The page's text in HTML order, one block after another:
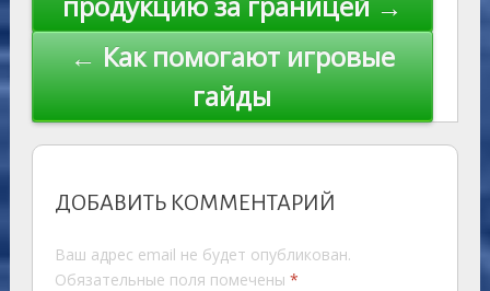
← Как помогают игровые
гайды
ДОБАВИТЬ КОММЕНТАРИЙ
Ваш адрес email не будет опубликован.
Обязательные поля помечены *